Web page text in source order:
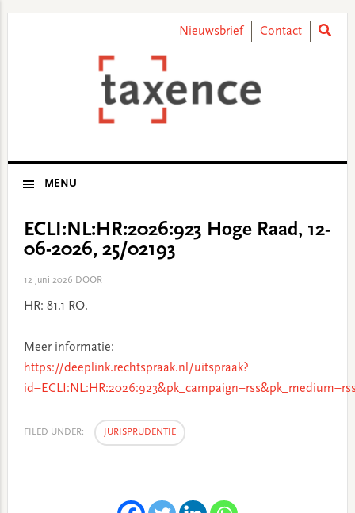
Nieuwsbrief Contact
MENU
ECLI:NL:HR:2026:923 Hoge Raad, 12-
06-2026, 25/02193
12 juni 2026 DOOR
HR: 81.1 RO.
Meer informatie:
https://deeplink.rechtspraak.nl/uitspraak?
FILED UNDER: JURISPRUDENTIE